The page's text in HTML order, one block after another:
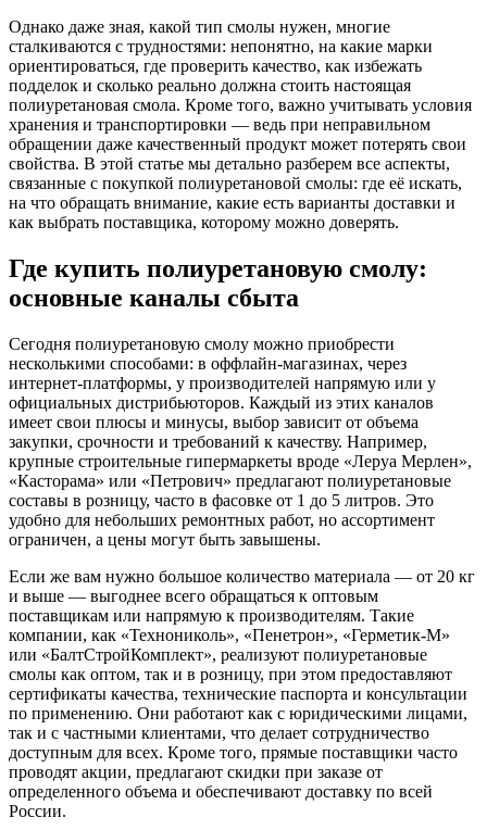
Однако даже зная, какой тип смолы нужен, многие
сталкиваются с трудностями: непонятно, на какие марки
ориентироваться, где проверить качество, как избежать
подделок и сколько реально должна стоить настоящая
полиуретановая смола. Кроме того, важно учитывать условия
хранения и транспортировки — ведь при неправильном
обращении даже качественный продукт может потерять свои
свойства. В этой статье мы детально разберем все аспекты,
связанные с покупкой полиуретановой смолы: где её искать,
на что обращать внимание, какие есть варианты доставки и
как выбрать поставщика, которому можно доверять.
Где купить полиуретановую смолу:
основные каналы сбыта
Сегодня полиуретановую смолу можно приобрести
несколькими способами: в оффлайн-магазинах, через
интернет-платформы, у производителей напрямую или у
официальных дистрибьюторов. Каждый из этих каналов
имеет свои плюсы и минусы, выбор зависит от объема
закупки, срочности и требований к качеству. Например,
крупные строительные гипермаркеты вроде «Леруа Мерлен»,
«Касторама» или «Петрович» предлагают полиуретановые
составы в розницу, часто в фасовке от 1 до 5 литров. Это
удобно для небольших ремонтных работ, но ассортимент
ограничен, а цены могут быть завышены.
Если же вам нужно большое количество материала — от 20 кг
и выше — выгоднее всего обращаться к оптовым
поставщикам или напрямую к производителям. Такие
компании, как «Технониколь», «Пенетрон», «Герметик-М»
или «БалтСтройКомплект», реализуют полиуретановые
смолы как оптом, так и в розницу, при этом предоставляют
сертификаты качества, технические паспорта и консультации
по применению. Они работают как с юридическими лицами,
так и с частными клиентами, что делает сотрудничество
доступным для всех. Кроме того, прямые поставщики часто
проводят акции, предлагают скидки при заказе от
определенного объема и обеспечивают доставку по всей
России.